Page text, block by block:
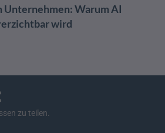
Unternehmen: Warum AI
wird
zu teilen.